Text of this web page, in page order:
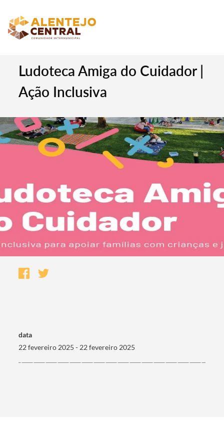
Ludoteca Amiga do Cuidador |
Ação Inclusiva
data
22 fevereiro 2025 - 22 fevereiro 2025